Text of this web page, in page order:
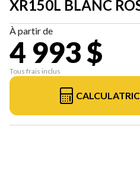
XR150L BLANC
À partir de
4 993 $
Tous frais inclus